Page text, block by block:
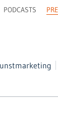
PODCASTS